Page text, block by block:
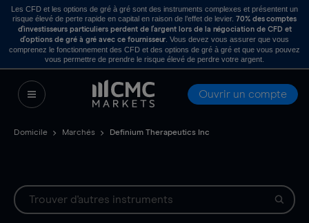
Les CFD et les options de gré à gré sont des instruments complexes et présentent un
risque élevé de perte rapide en capital en raison de l’effet de levier. 70% des comptes
d’investisseurs particuliers perdent de l’argent lors de la négociation de CFD et
d’options de gré à gré avec ce fournisseur . Vous devez vous assurer que vous
comprenez le fonctionnement des CFD et des options de gré à gré et que vous pouvez
vous permettre de prendre le risque élevé de perdre votre argent.
Ouvrir un compte
Domicile Marchés Definium Therapeutics Inc